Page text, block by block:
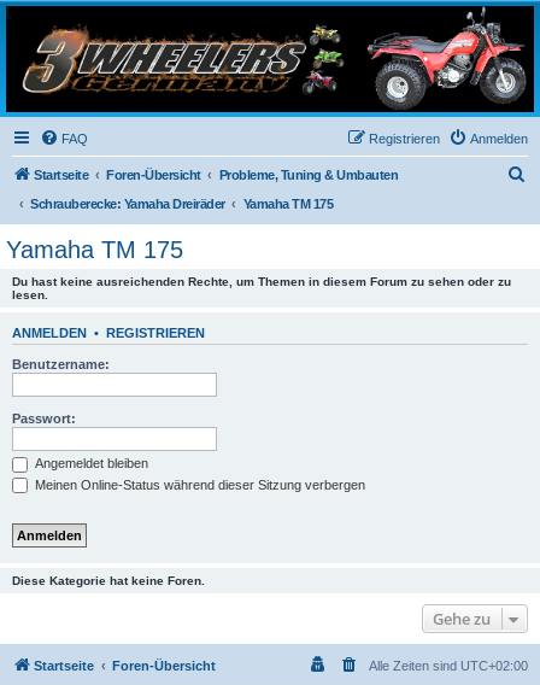
3-Wheelers Germany
Honda, Yamaha, Kawasaki Trike
FAQ Anmelden
Registrieren
Startseite Foren-Übersicht
Probleme, Tuning & Umbauten
Schrauberecke: Yamaha Dreiräder
Yamaha TM 175
Yamaha TM 175
Du hast keine ausreichenden Rechte, um Themen in diesem Forum zu sehen oder zu
lesen.
ANMELDEN • REGISTRIEREN
Benutzername:
Passwort:
Angemeldet bleiben
Meinen Online-Status während dieser Sitzung verbergen
Diese Kategorie hat keine Foren.
Gehe zu
Startseite Foren-Übersicht Alle Zeiten sind UTC+02:00